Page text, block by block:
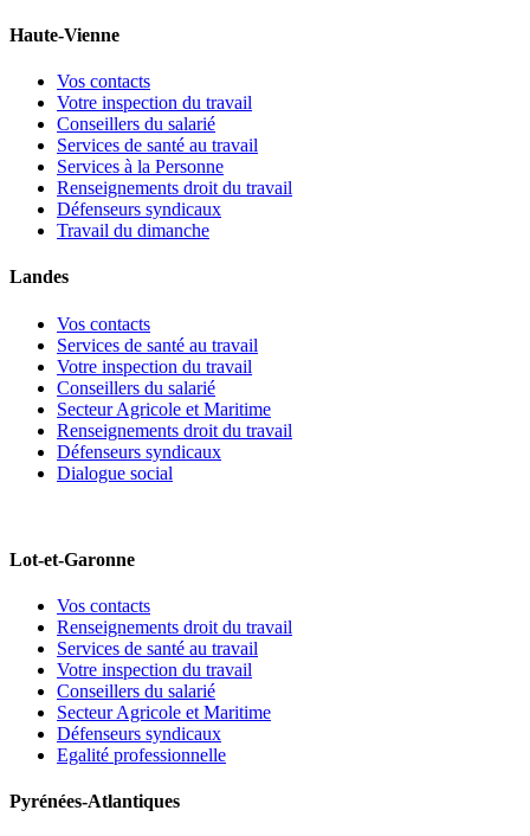
Haute-Vienne
Vos contacts
Votre inspection du travail
Conseillers du salarié
Services de santé au travail
Services à la Personne
Renseignements droit du travail
Défenseurs syndicaux
Travail du dimanche
Landes
Vos contacts
Services de santé au travail
Votre inspection du travail
Conseillers du salarié
Secteur Agricole et Maritime
Renseignements droit du travail
Défenseurs syndicaux
Dialogue social
Lot-et-Garonne
Vos contacts
Renseignements droit du travail
Services de santé au travail
Votre inspection du travail
Conseillers du salarié
Secteur Agricole et Maritime
Défenseurs syndicaux
Egalité professionnelle
Pyrénées-Atlantiques